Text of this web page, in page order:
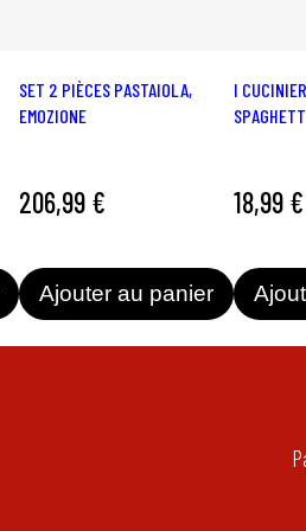
SET 2 PIÈCES PASTAIOLA,
EMOZIONE
206,99 €
Ajouter au panier
I
18,99 €